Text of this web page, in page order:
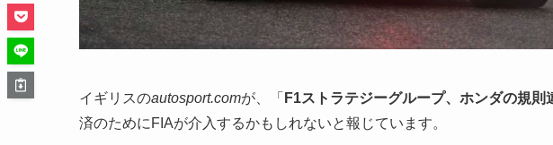
イギリスのautosport.comが、「 F1ストラテジーグループ、ホンダの規則
済のためにFIAが介入するかもしれないと報じています。